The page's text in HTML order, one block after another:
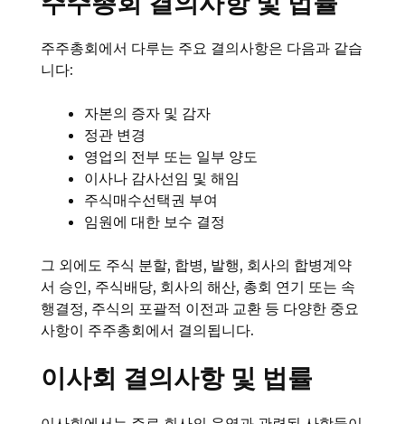
주주총회에서 다루는 주요 결의사항은 다음과 같습
니다:
자본의 증자 및 감자
정관 변경
영업의 전부 또는 일부 양도
이사나 감사선임 및 해임
주식매수선택권 부여
임원에 대한 보수 결정
그 외에도 주식 분할, 합병, 발행, 회사의 합병계약
서 승인, 주식배당, 회사의 해산, 총회 연기 또는 속
행결정, 주식의 포괄적 이전과 교환 등 다양한 중요
사항이 주주총회에서 결의됩니다.
이사회 결의사항 및 법률